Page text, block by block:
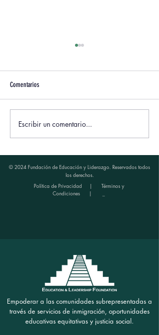
La cumbre “Con Raíces en la
Comunidad:Surgiendo como
para el aprendizaje y la acción
Comentarios
Escribir un comentario...
© 2024 Fundación de Educación y Liderazgo. Reservados todos
los derechos.
Política de Privacidad
| Términos y
Condiciones | _
Empoderar a las comunidades subrepresentadas a
través de servicios de inmigración, oportunidades
educativas equitativas y justicia social.